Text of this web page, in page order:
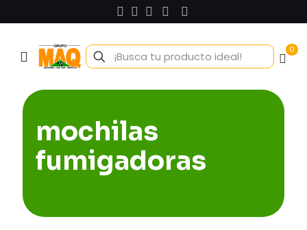
0
mochilas
fumigadoras